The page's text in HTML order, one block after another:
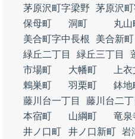
茅原沢町字梁野
茅原沢
保母町
洞町 丸山
美合町字中長根
美合新町
緑丘二丁目
緑丘三丁目
市場町
大幡町 上
鶇巣町
羽栗町 鉢地
藤川台一丁目
藤川台二丁
本宿町
山綱町 竜泉
井ノ口町
井ノ口新町 岩